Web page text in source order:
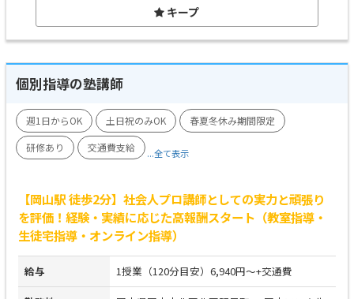
キープ
個別指導の塾講師
週1日からOK 土日祝のみOK
春夏冬休み期間限定
研修あり
交通費支給 ...全て表示
【岡山駅 徒歩2分】社会人プロ講師としての実力と頑張り
を評価！経験・実績に応じた高報酬スタート（教室指導・
生徒宅指導・オンライン指導）
給与 1授業（120分目安）6,940円～+交通費